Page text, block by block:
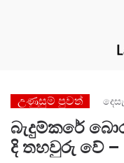
උණුසුම් පුවත්
බැදුම්කරේ
දි තහවුරු වේ